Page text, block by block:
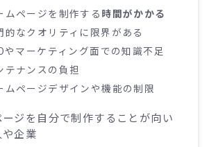
ムページを制作する 時間がかかる
的なクオリティに限界がある
やマーケティング面での知識不足
テナンスの負担
ムページデザインや機能の制限
ジを自分で制作することが向い
企業